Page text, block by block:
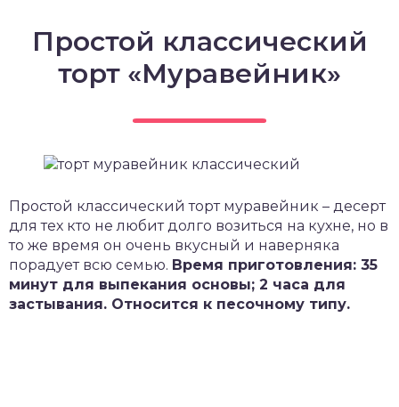
Простой классический
торт «Муравейник»
Простой классический торт муравейник – десерт
для тех кто не любит долго возиться на кухне, но в
то же время он очень вкусный и наверняка
порадует всю семью. Время приготовления: 35
минут для выпекания основы; 2 часа для
застывания. Относится к песочному типу.